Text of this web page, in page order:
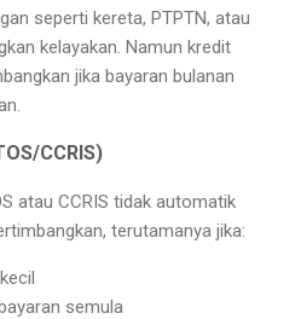
seperti kereta, PTPTN, atau
kelayakan. Namun kredit
jika bayaran bulanan
CCRIS)
atau CCRIS tidak automatik
terutamanya jika:
semula